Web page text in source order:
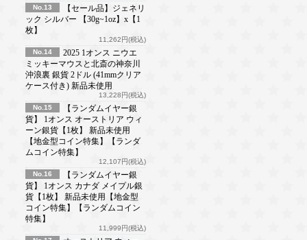
No.13
【セール品】ジェネリ
ック シルバー 【30g~1oz】x【1
枚】
11,262円(税込)
No.14
2025 1オンス ニウエ
ミッキーマウスと北斎の神奈川
沖浪裏 銀貨 2ドル (41mmクリア
ケース付き) 新品未使用
13,228円(税込)
No.15
【ランダムイヤー銀
貨】 1オンス オーストリア ウィ
ーン銀貨【1枚】 新品未使用
【地金型コイン特集】【ランダ
ムコイン特集】
12,107円(税込)
No.16
【ランダムイヤー銀
貨】 1オンス カナダ メイプル銀
貨【1枚】 新品未使用【地金型
コイン特集】【ランダムコイン
特集】
11,999円(税込)